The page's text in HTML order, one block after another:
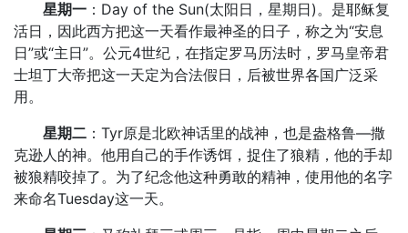
星期一 ：Day of the Sun(太阳日，星期日)。是耶稣复
活日，因此西方把这一天看作最神圣的日子，称之为“安息
日”或“主日”。公元4世纪，在指定罗马历法时，罗马皇帝君
士坦丁大帝把这一天定为合法假日，后被世界各国广泛采
用。
星期二 ：Tyr原是北欧神话里的战神，也是盎格鲁—撒
克逊人的神。他用自己的手作诱饵，捉住了狼精，他的手却
被狼精咬掉了。为了纪念他这种勇敢的精神，使用他的名字
来命名Tuesday这一天。